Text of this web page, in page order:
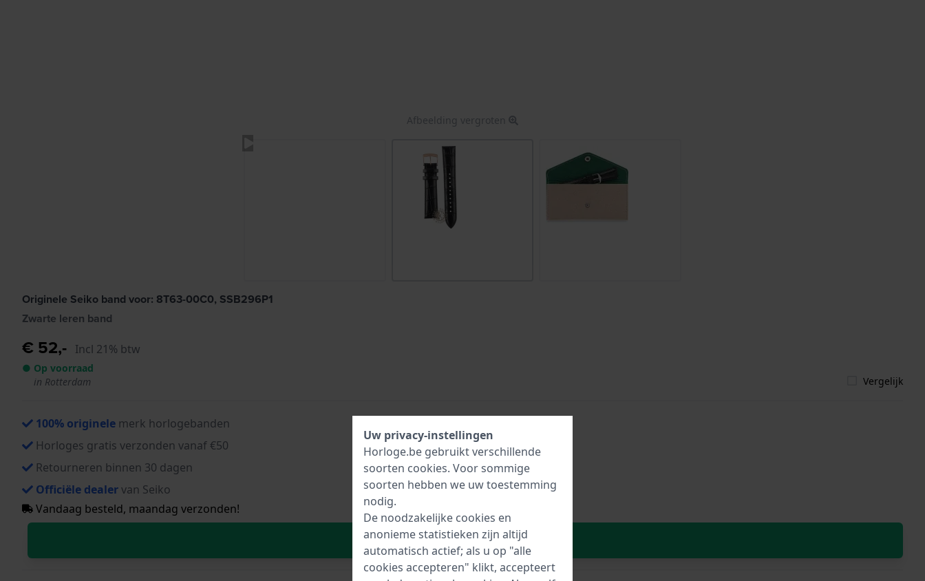
Afbeelding vergroten
Originele Seiko band voor: 8T63-00C0, SSB296P1
Zwarte leren band
€ 52,- Incl 21% btw
● Op voorraad
in Rotterdam
Vergelijk
100% originele merk horlogebanden
Horloges gratis verzonden vanaf €50
Retourneren binnen 30 dagen
Officiële dealervan Seiko
Vandaag besteld, maandag verzonden!
In Winkelwagen
Uw privacy-instellingen
Horloge.be gebruikt verschillende
soorten cookies. Voor sommige
soorten hebben we uw toestemming
nodig.
De noodzakelijke cookies en
anonieme statistieken zijn altijd
automatisch actief; als u op "alle
cookies accepteren" klikt, accepteert